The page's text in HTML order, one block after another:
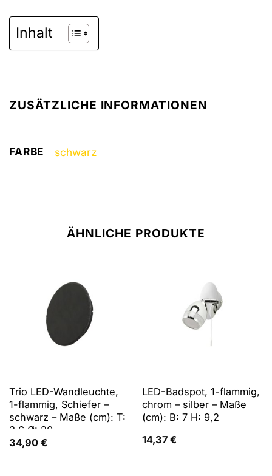
Inhalt
ZUSÄTZLICHE INFORMATIONEN
FARBE schwarz
ÄHNLICHE PRODUKTE
Trio LED-Wandleuchte,
1-flammig, Schiefer –
schwarz – Maße (cm): T:
3,6 Ø: 20
34,90 €
LED-Badspot, 1-flammig,
chrom – silber – Maße
(cm): B: 7 H: 9,2
14,37 €